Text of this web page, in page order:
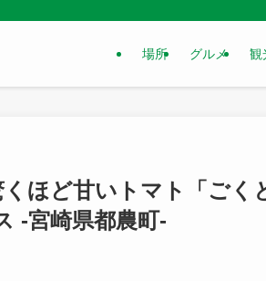
場所 グルメ 観
ほど甘いトマト「ごく
-宮崎県都農町-